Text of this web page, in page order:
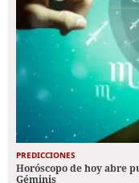
PREDICCIONES
Horóscopo de hoy abre
Géminis